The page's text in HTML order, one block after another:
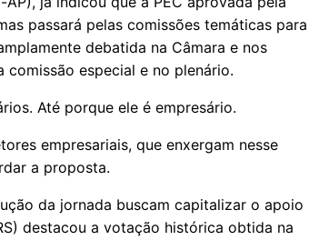
passará pelas comissões temáticas para
debatida na Câmara e nos
comissão especial e no plenário.
Até porque ele é empresário.
empresariais, que enxergam nesse
a proposta.
da jornada buscam capitalizar o apoio
destacou a votação histórica obtida na